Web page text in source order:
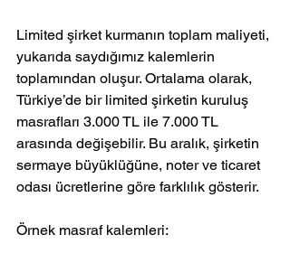
Limited şirket kurmanın toplam maliyeti,
yukarıda saydığımız kalemlerin
toplamından oluşur. Ortalama olarak,
Türkiye’de bir limited şirketin kuruluş
masrafları 3.000 TL ile 7.000 TL
arasında değişebilir. Bu aralık, şirketin
sermaye büyüklüğüne, noter ve ticaret
odası ücretlerine göre farklılık gösterir.
Örnek masraf kalemleri: